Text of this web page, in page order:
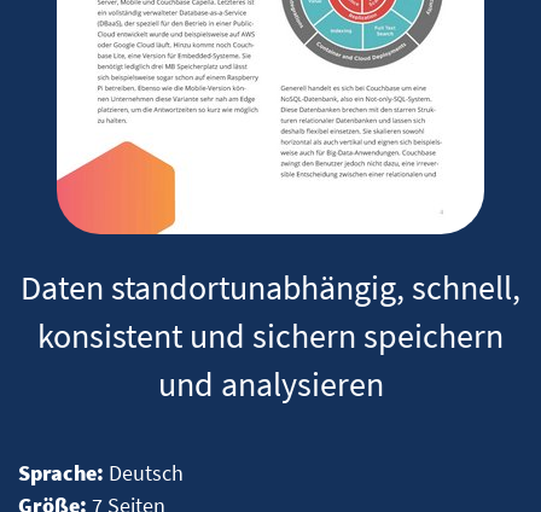
Daten standortunabhängig, schnell,
konsistent und sichern speichern
und analysieren
Sprache: Deutsch
Größe: 7 Seiten